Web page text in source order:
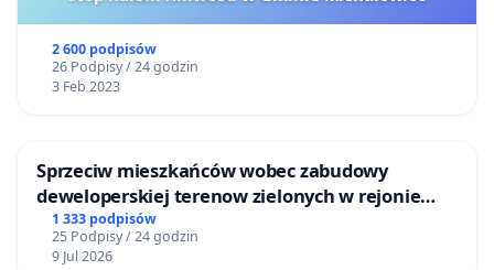
2 600 podpisów
26 Podpisy / 24 godzin
3 Feb 2023
Sprzeciw mieszkańców wobec zabudowy
deweloperskiej terenow zielonych w rejonie
Bulwarów Straceńskich w Bielsku-Białej
1 333 podpisów
25 Podpisy / 24 godzin
9 Jul 2026